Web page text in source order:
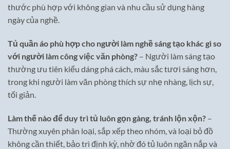
thước phù hợp với không gian và nhu cầu sử dụng hàng
ngày của nghề.
Tủ quần áo phù hợp cho người làm nghề sáng tạo khác gì so
với người làm công việc văn phòng? – Người làm sáng tạo
thường ưu tiên kiểu dáng phá cách, màu sắc tươi sáng hơn,
trong khi người làm văn phòng thích sự nhẹ nhàng, lịch sự,
tối giản.
Làm thế nào để duy trì tủ luôn gọn gàng, tránh lộn xộn? –
Thường xuyên phân loại, sắp xếp theo nhóm, và loại bỏ đồ
không cần thiết, bảo trì định kỳ, nhờ đó tủ luôn ngăn nắp và